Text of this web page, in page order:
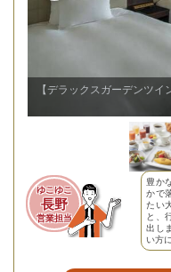
【朝食/例】ボーセジュー
ゆこゆこ
長野
営業担当
豊か
かで
たい
と、
出し
い方